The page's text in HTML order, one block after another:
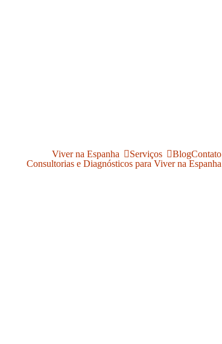
Viver na Espanha Serviços BlogContato
Consultorias e Diagnósticos para Viver na Espanha